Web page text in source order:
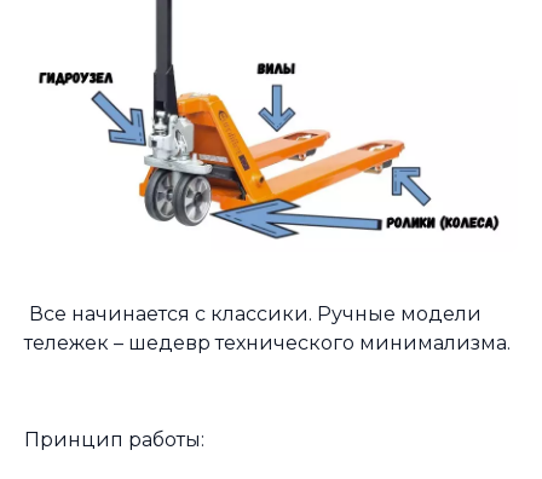
Все начинается с классики. Ручные модели
тележек – шедевр технического минимализма.
Принцип работы: